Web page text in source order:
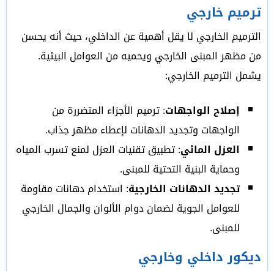
ترميم خارجي
الترميم الخارجي لا يقل أهمية عن الداخلي، حيث أنه يحسن
من مظهر المبنى الخارجي ويحميه من العوامل البيئية.
يشمل الترميم الخارجي:
إصلاح الواجهات: ترميم الأجزاء المتضررة من
الواجهات وتجديد الدهانات لإعطاء مظهر جذاب.
العزل المائي: تطبيق تقنيات العزل لمنع تسرب المياه
وحماية البنية التحتية للمبنى.
تجديد الدهانات الخارجية: استخدام دهانات مقاومة
للعوامل الجوية لضمان دوام الألوان والجمال الخارجي
للمبنى.
ديكور داخلي وخارجي